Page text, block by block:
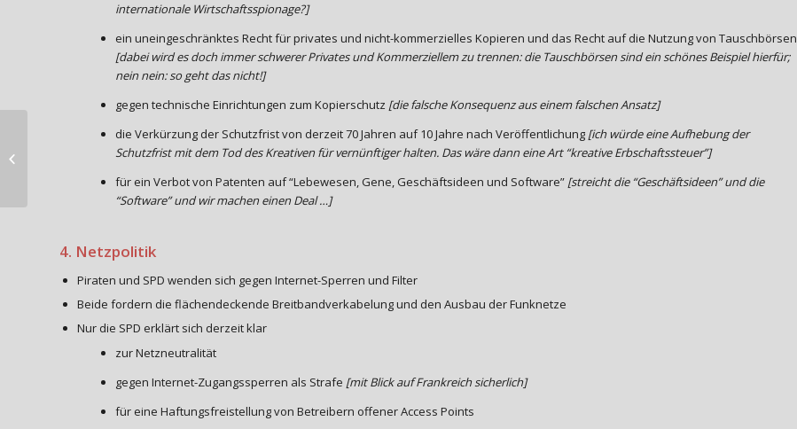
internationale Wirtschaftsspionage?]
ein uneingeschränktes Recht für privates und nicht-kommerzielles Kopieren und das Recht auf die Nutzung von Tauschbörsen
[dabei wird es doch immer schwerer Privates und Kommerziellem zu trennen: die Tauschbörsen sind ein schönes Beispiel hierfür;
nein nein: so geht das nicht!]
gegen technische Einrichtungen zum Kopierschutz [die falsche Konsequenz aus einem falschen Ansatz]
die Verkürzung der Schutzfrist von derzeit 70 Jahren auf 10 Jahre nach Veröffentlichung [ich würde eine Aufhebung der
Schutzfrist mit dem Tod des Kreativen für vernünftiger halten. Das wäre dann eine Art “kreative Erbschaftssteuer”]
für ein Verbot von Patenten auf “Lebewesen, Gene, Geschäftsideen und Software” [streicht die “Geschäftsideen” und die
“Software” und wir machen einen Deal …]
4. Netzpolitik
Piraten und SPD wenden sich gegen Internet-Sperren und Filter
Beide fordern die flächendeckende Breitbandverkabelung und den Ausbau der Funknetze
Nur die SPD erklärt sich derzeit klar
zur Netzneutralität
gegen Internet-Zugangssperren als Strafe [mit Blick auf Frankreich sicherlich]
für eine Haftungsfreistellung von Betreibern offener Access Points
Wind – Kraft – Dachau: Bericht von